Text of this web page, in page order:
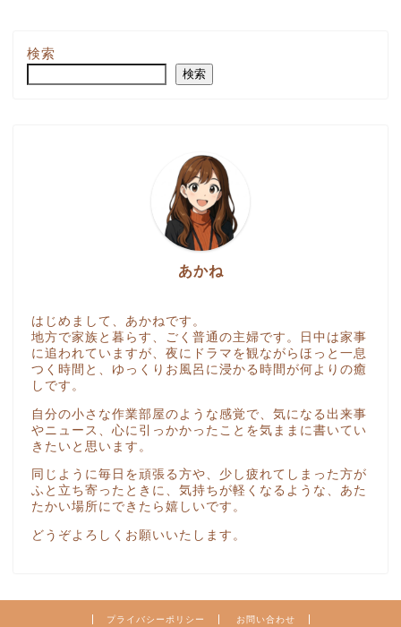
検索
検索
あかね
はじめまして、あかねです。
地方で家族と暮らす、ごく普通の主婦です。日中は家事
に追われていますが、夜にドラマを観ながらほっと一息
つく時間と、ゆっくりお風呂に浸かる時間が何よりの癒
しです。
自分の小さな作業部屋のような感覚で、気になる出来事
やニュース、心に引っかかったことを気ままに書いてい
きたいと思います。
同じように毎日を頑張る方や、少し疲れてしまった方が
ふと立ち寄ったときに、気持ちが軽くなるような、あた
たかい場所にできたら嬉しいです。
どうぞよろしくお願いいたします。
プライバシーポリシー お問い合わせ